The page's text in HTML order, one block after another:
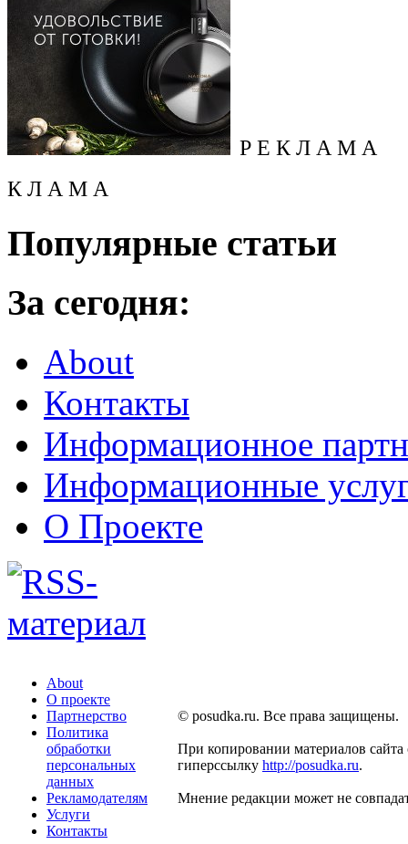
Р Е К Л А М А
К Л А М А
Популярные статьи
За сегодня:
About
Контакты
Информационное
Информационные
О Проекте
About
О проекте
Партнерство
Политика
обработки
персональных
данных
Рекламодателям
Услуги
Контакты
© posudka.ru. Все права защищены.
При копировании материалов сайта
гиперссылку http://posudka.ru.
Мнение редакции может не